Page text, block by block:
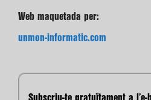
Web maquetada per:
unmon-informatic.com
Subscriu-te gratuïtament a